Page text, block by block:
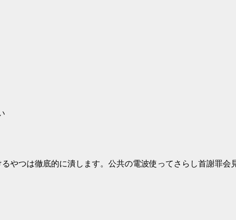
やつは徹底的に潰します。公共の電波使ってさらし首謝罪会